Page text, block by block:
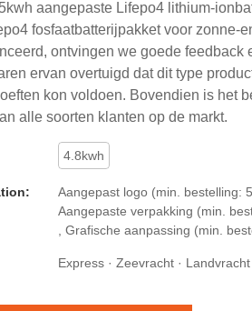
aangepaste Lifepo4 lithium-
fosfaatbatterijpakket voor zonne-
ontvingen we goede feedback
ervan overtuigd dat dit type
kon voldoen. Bovendien is het
alle soorten klanten op de markt.
4.8kwh
Aangepast logo (min. bestelling:
Aangepaste verpakking (min.
, Grafische aanpassing (min.
Express · Zeevracht ·